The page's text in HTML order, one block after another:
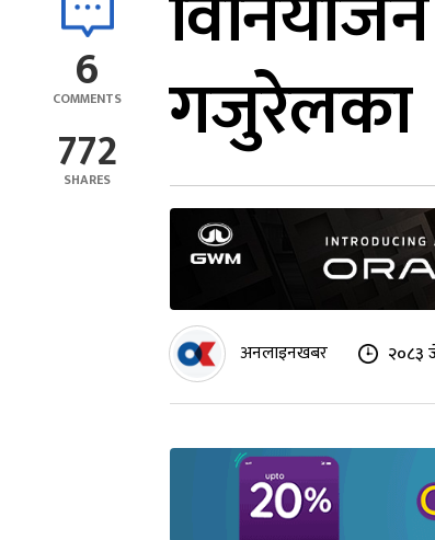
6
COMMENTS
772
SHARES
गजुरेलका
अनलाइनखबर २०८३